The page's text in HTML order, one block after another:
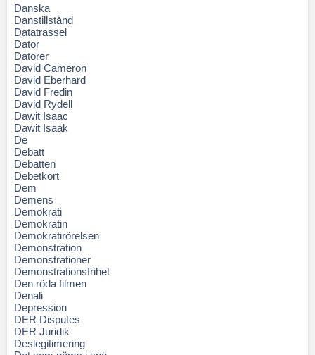
Danska
Danstillstånd
Datatrassel
Dator
Datorer
David Cameron
David Eberhard
David Fredin
David Rydell
Dawit Isaac
Dawit Isaak
De
Debatt
Debatten
Debetkort
Dem
Demens
Demokrati
Demokratin
Demokratirörelsen
Demonstration
Demonstrationer
Demonstrationsfrihet
Den röda filmen
Denali
Depression
DER Disputes
DER Juridik
Deslegitimering